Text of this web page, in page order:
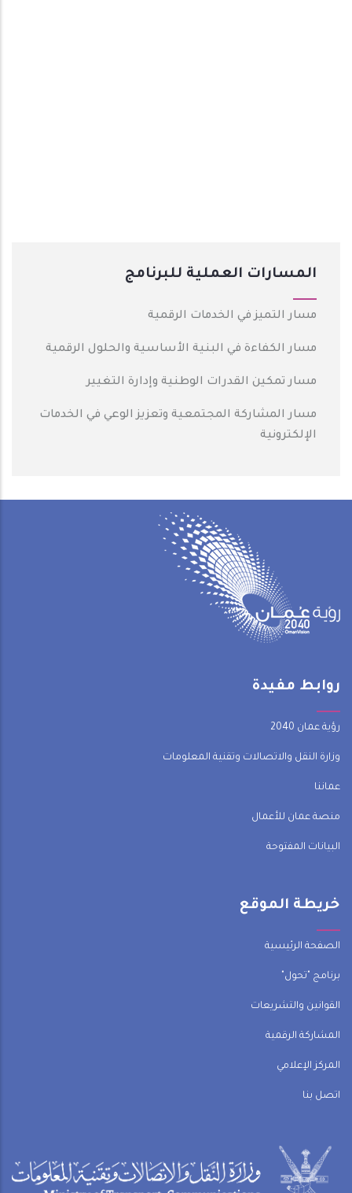
المسارات العملية للبرنامج
مسار التميز في الخدمات الرقمية
مسار الكفاءة في البنية الأساسية والحلول الرقمية
مسار تمكين القدرات الوطنية وإدارة التغيير
مسار المشاركة المجتمعية وتعزيز الوعي في الخدمات
الإلكترونية
روابط مفيدة
رؤية عمان 2040
وزارة النقل والاتصالات وتقنية المعلومات
عماننا
منصة عمان للأعمال
البيانات المفتوحة
خريطة الموقع
الصفحة الرئيسية
برنامج "تحول"
القوانين والتشريعات
المشاركة الرقمية
المركز الإعلامي
اتصل بنا